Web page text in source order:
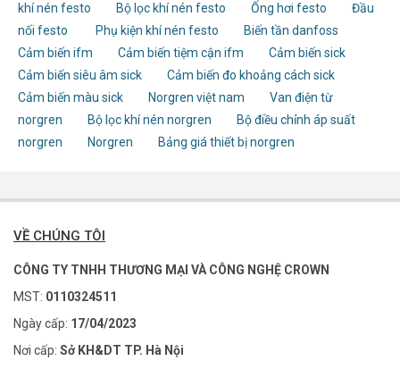
khí nén festo
Bộ lọc khí nén festo Ống hơi festo
Đầu
nối festo
Phụ kiện khí nén festo
Biến tần danfoss
Cảm biến ifm
Cảm biến tiệm cận ifm
Cảm biến sick
Cảm biến siêu âm sick
Cảm biến đo khoảng cách sick
Cảm biến màu sick
Norgren việt nam
Van điện từ
norgren
Bộ lọc khí nén norgren
Bộ điều chỉnh áp suất
norgren
Norgren Bảng giá thiết bị norgren
VỀ CHÚNG TÔI
CÔNG TY TNHH THƯƠNG MẠI VÀ CÔNG NGHỆ CROWN
MST: 0110324511
Ngày cấp: 17/04/2023
Nơi cấp: Sở KH&DT TP. Hà Nội